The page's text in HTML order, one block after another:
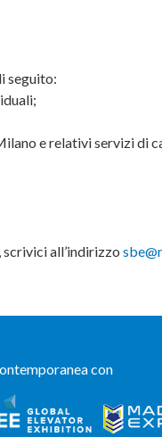
seguito:
e relativi servizi di
all’indirizzo
con